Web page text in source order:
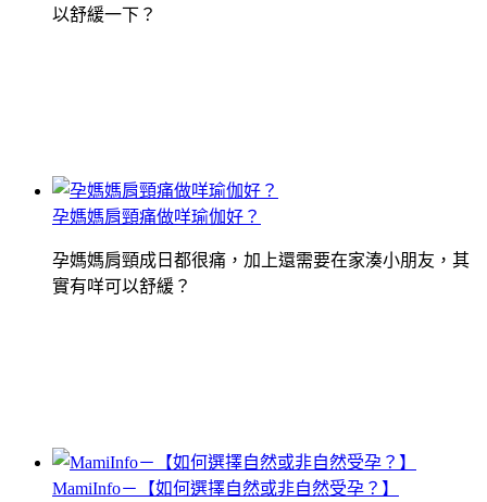
以舒緩一下？
孕媽媽肩頸痛做咩瑜伽好？
孕媽媽肩頸成日都很痛，加上還需要在家湊小朋友，其
實有咩可以舒緩？
MamiInfo－【如何選擇自然或非自然受孕？】